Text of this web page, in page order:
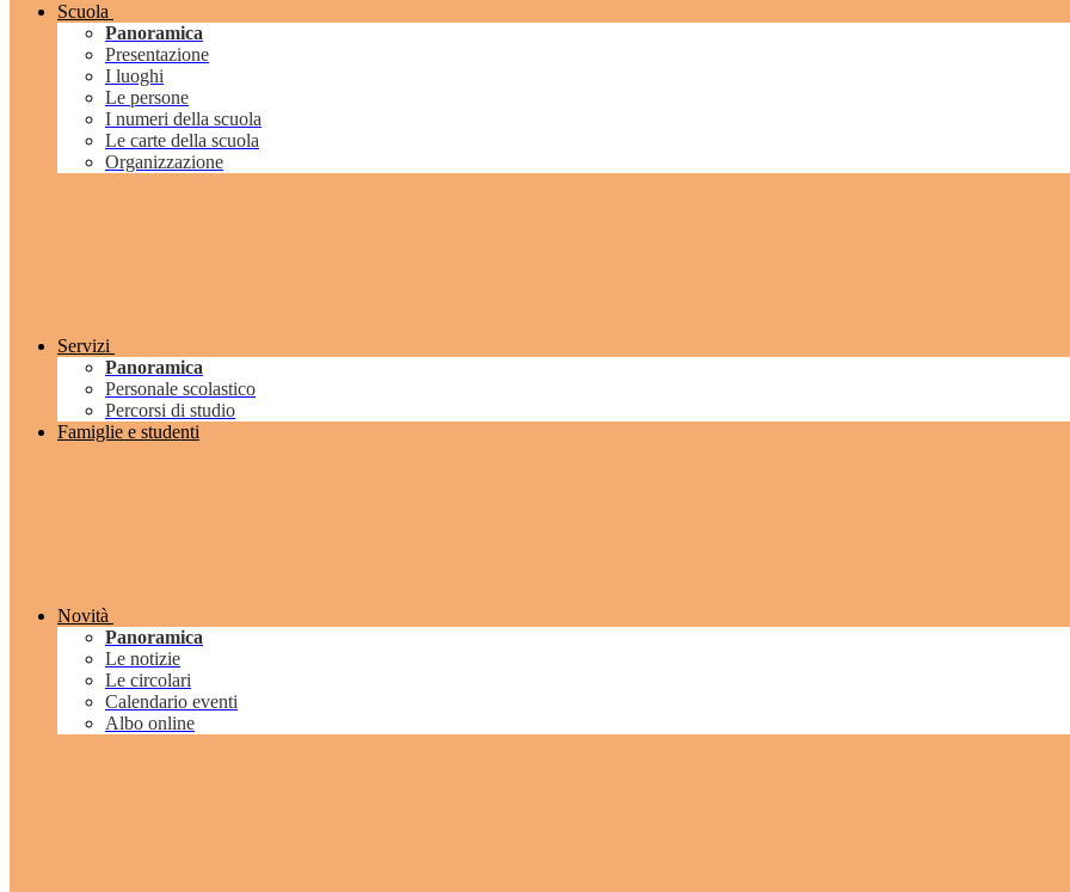
Scuola
Panoramica
Presentazione
I luoghi
Le persone
I numeri della scuola
Le carte della scuola
Organizzazione
Servizi
Panoramica
Personale scolastico
Percorsi di studio
Famiglie e studenti
Novità
Panoramica
Le notizie
Le circolari
Calendario eventi
Albo online